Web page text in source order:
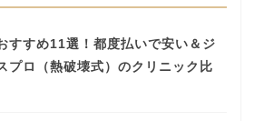
すすめ11選！都度払いで安い＆ジ
プロ（熱破壊式）のクリニック比